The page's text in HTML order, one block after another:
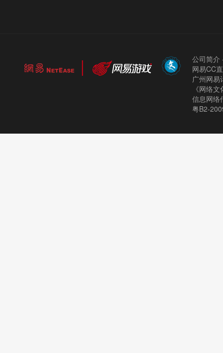
公司简介
网易CC
广州网
《网络
信息网络
粤B2-